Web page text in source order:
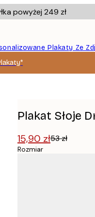
powyżej 249 zł
Plakaty Ze
Plakat Słoje
15,90 zł53 zł
Rozmiar